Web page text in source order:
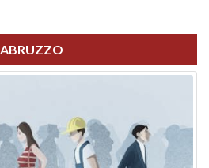
ABRUZZO